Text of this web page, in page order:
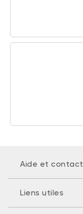
Aide et contact
Liens utiles